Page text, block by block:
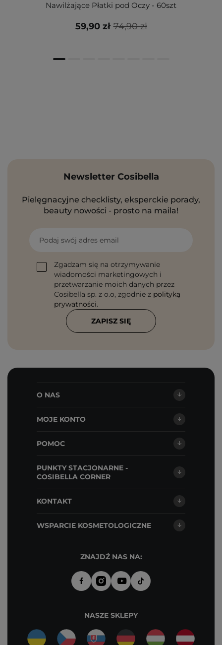
Nawilżające Płatki pod Oczy - 60szt
74,90 zł
59,90 zł
Newsletter Cosibella
Pielęgnacyjne checklisty, eksperckie porady,
beauty nowości - prosto na maila!
Podaj swój adres email
Zgadzam się na otrzymywanie
wiadomości marketingowych i
przetwarzanie moich danych przez
Cosibella sp. z o.o, zgodnie z polityką
prywatności.
ZAPISZ SIĘ
O NAS
MOJE KONTO
POMOC
PUNKTY STACJONARNE -
COSIBELLA CORNER
KONTAKT
WSPARCIE KOSMETOLOGICZNE
ZNAJDŹ NAS NA:
NASZE SKLEPY